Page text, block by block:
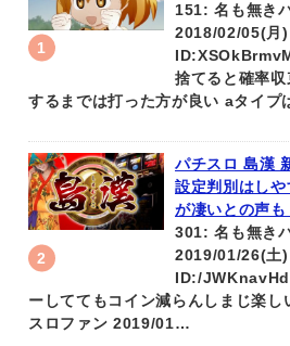
151: 名も無き
2018/02/05(月
捨てると確率
するまでは打った方が良い aタイ
パチスロ 島漢
設定判別はし
が凄いとの声も
301: 名も無き
2019/01/26(土
ID:/
ーしててもコイン減らんしまじ楽
スロファン 2019/01…